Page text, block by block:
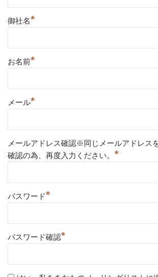
御社名*
お名前*
メール*
メールアドレス確認※同じメールアドレス
確認の為、再度入力ください。 *
パスワード*
パスワード確認*